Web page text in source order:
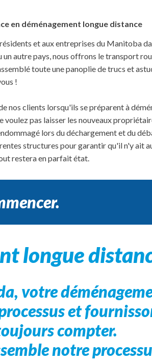
en déménagement longue distance
et aux entreprises du Manitoba
un autre pays, nous offrons le transport
toute une panoplie de trucs et
!
nos clients lorsqu'ils se préparent à
pas laisser les nouveaux
lors du déchargement et du
structures pour garantir qu'il n'y ait
restera en parfait état.
longue
votre
et
compter.
notre